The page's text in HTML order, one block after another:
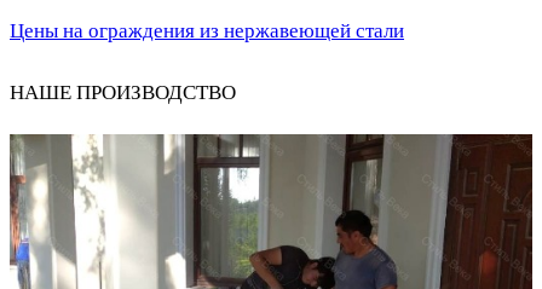
Цены на ограждения из нержавеющей стали
НАШЕ ПРОИЗВОДСТВО